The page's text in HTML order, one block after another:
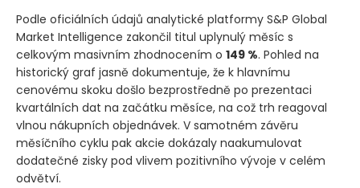
Podle oficiálních údajů analytické platformy S&P Global
Market Intelligence zakončil titul uplynulý měsíc s
celkovým masivním zhodnocením o 149 %. Pohled na
historický graf jasně dokumentuje, že k hlavnímu
cenovému skoku došlo bezprostředně po prezentaci
kvartálních dat na začátku měsíce, na což trh reagoval
vlnou nákupních objednávek. V samotném závěru
měsíčního cyklu pak akcie dokázaly naakumulovat
dodatečné zisky pod vlivem pozitivního vývoje v celém
odvětví.